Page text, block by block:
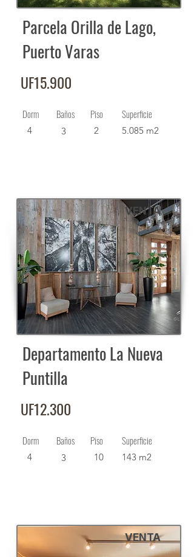
Parcela Orilla de Lago,
Puerto Varas
UF15.900
Dorm
4
Baños
3
Piso
2
Superficie
5.085 m2
VENTA
Departamento La Nueva
Puntilla
UF12.300
Dorm
4
Baños
3
Piso
10
Superficie
143 m2
VENTA